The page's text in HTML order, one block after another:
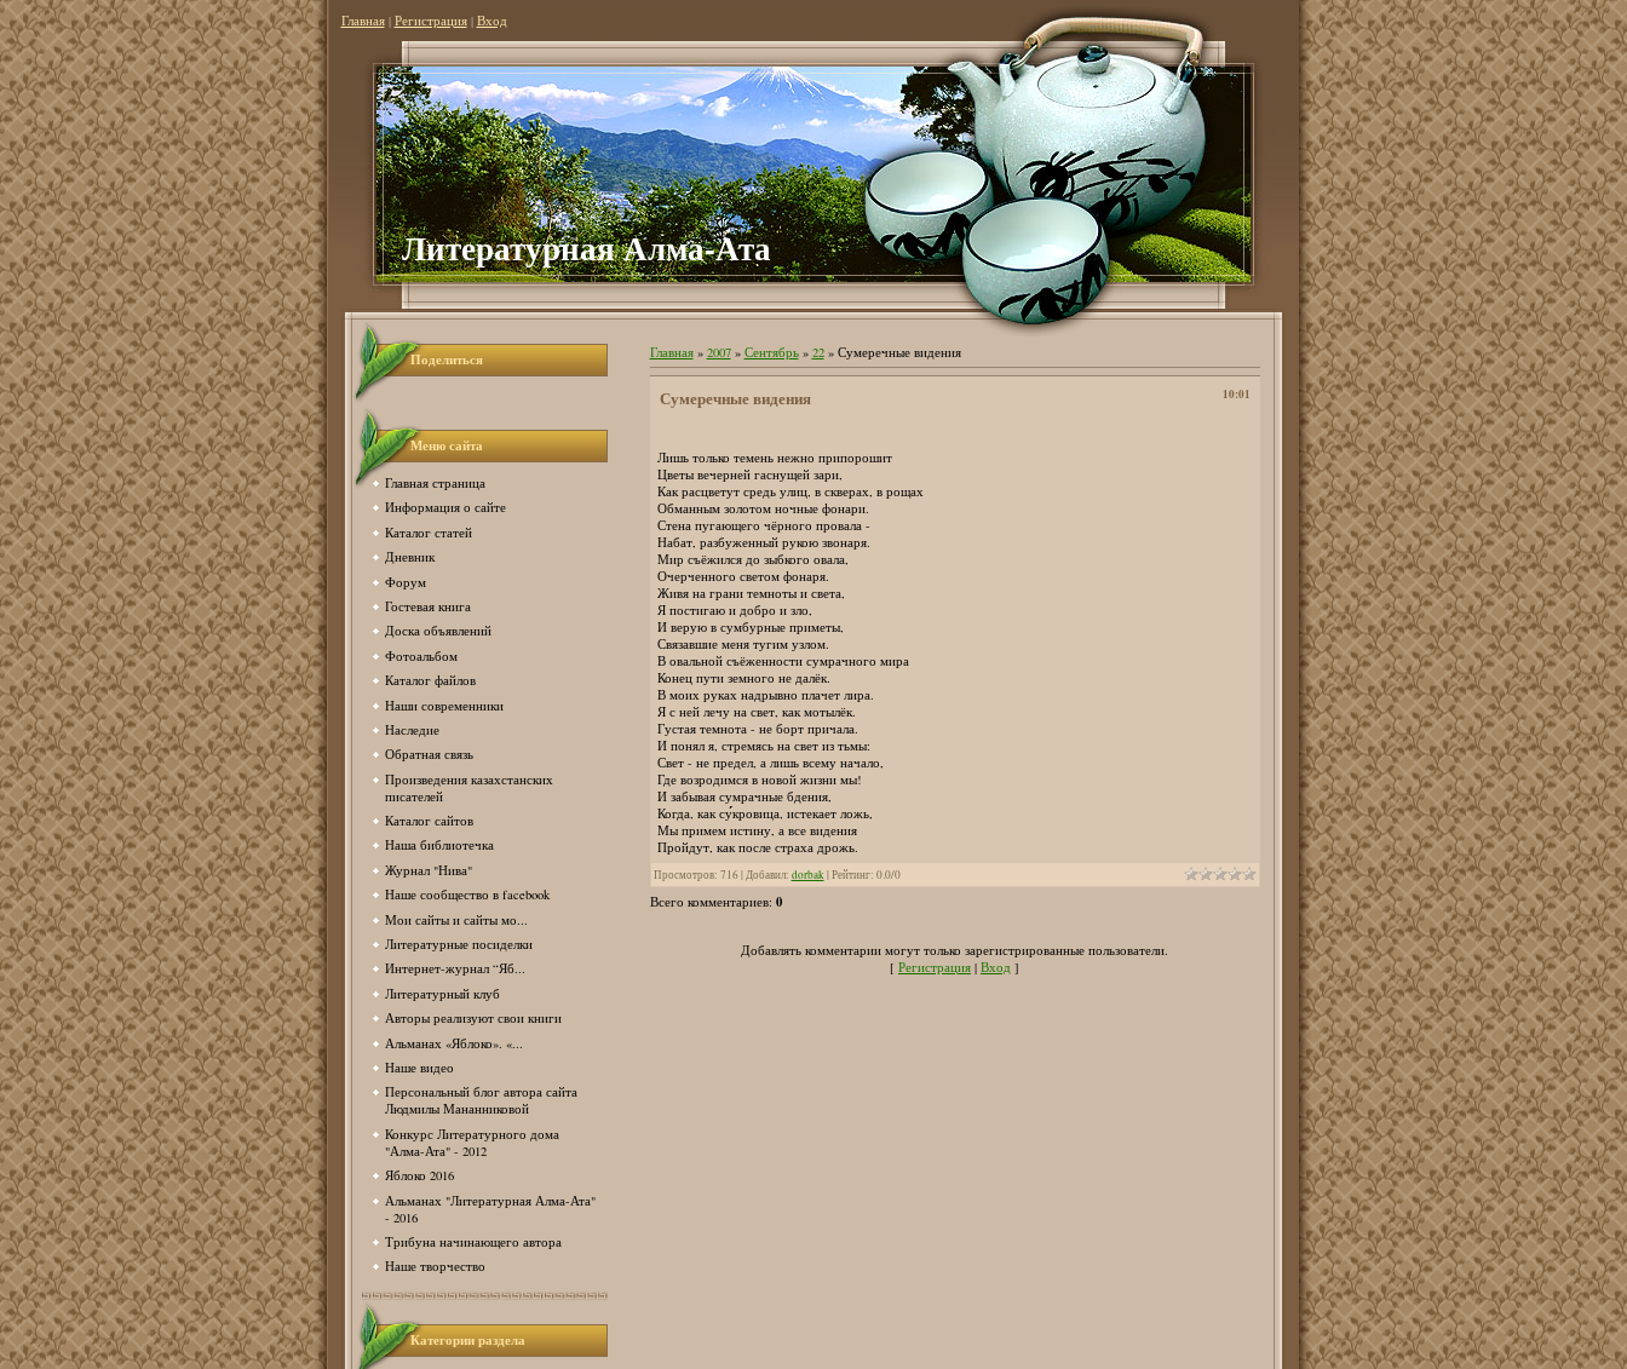
Главная| Регистрация| Вход
Литературная Алма-Ата
Поделиться
Меню сайта
Главная страница
Информация о сайте
Каталог статей
Дневник
Форум
Гостевая книга
Доска объявлений
Фотоальбом
Каталог файлов
Наши современники
Наследие
Обратная связь
Произведения казахстанских
писателей
Каталог сайтов
Наша библиотечка
Журнал "Нива"
Наше сообщество в facebook
Мои сайты и сайты мо...
Литературные посиделки
Интернет-журнал “Яб...
Литературный клуб
Авторы реализуют свои книги
Альманах «Яблоко». «...
Наше видео
Персональный блог автора сайта
Людмилы Мананниковой
Конкурс Литературного дома
"Алма-Ата" - 2012
Яблоко 2016
Альманах "Литературная Алма-Ата"
- 2016
Трибуна начинающего автора
Наше творчество
Категории раздела
Главная» 2007 » Сентябрь » 22» Сумеречные видения
10:01
Сумеречные видения
Лишь только темень нежно припорошит
Цветы вечерней гаснущей зари,
Как расцветут средь улиц, в скверах, в рощах
Обманным золотом ночные фонари.
Стена пугающего чёрного провала -
Набат, разбуженный рукою звонаря.
Мир съёжился до зыбкого овала,
Очерченного светом фонаря.
Живя на грани темноты и света,
Я постигаю и добро и зло,
И верую в сумбурные приметы,
Связавшие меня тугим узлом.
В овальной съёженности сумрачного мира
Конец пути земного не далёк.
В моих руках надрывно плачет лира.
Я с ней лечу на свет, как мотылёк.
Густая темнота - не борт причала.
И понял я, стремясь на свет из тьмы:
Свет - не предел, а лишь всему начало,
Где возродимся в новой жизни мы!
И забывая сумрачные бдения,
Когда, как су́́кровица, истекает ложь,
Мы примем истину, а все видения
Пройдут, как после страха дрожь.
Просмотров: 716|Добавил: dorbak|Рейтинг: 0.0/0
Всего комментариев: 0
Добавлять комментарии могут только зарегистрированные пользователи.
[ Регистрация | Вход ]